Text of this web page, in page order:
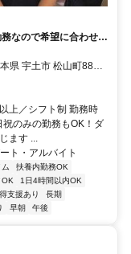
なので希望に合わせた
上／シフト制 勤務時
のみの勤務もOK！ダ
ます ...
ト・アルバイト
扶養内勤務OK
OK
1日4時間以内OK
支援あり
長期
早朝 午後